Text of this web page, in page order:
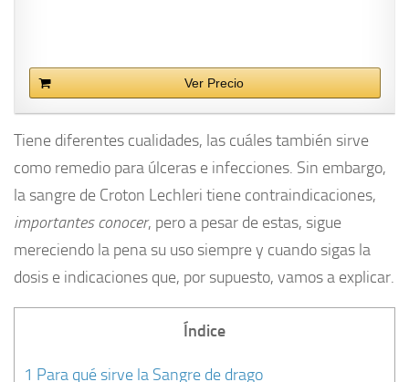
Ver Precio
Tiene diferentes cualidades, las cuáles también sirve
como remedio para úlceras e infecciones. Sin embargo,
la sangre de Croton Lechleri tiene contraindicaciones,
importantes conocer, pero a pesar de estas, sigue
mereciendo la pena su uso siempre y cuando sigas la
dosis e indicaciones que, por supuesto, vamos a explicar.
Índice
1 Para qué sirve la Sangre de drago